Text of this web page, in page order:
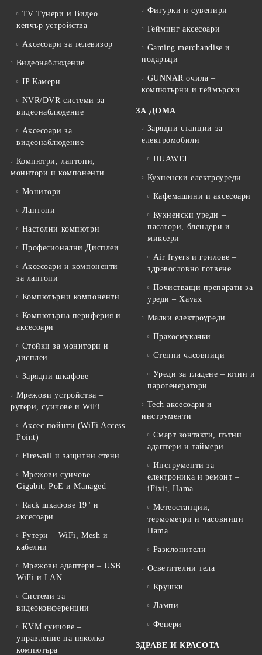
TV Тунери и Видео
кепчър устройства
Аксесоари за телевизор
Видеонаблюдение
IP Камери
NVR/DVR системи за
видеонаблюдение
Аксесоари за
видеонаблюдение
Компютри, лаптопи,
монитори и компоненти
Монитори
Лаптопи
Настолни компютри
Професионални Дисплеи
Аксесоари и компоненти
за лаптопи
Компютърни компоненти
Компютърна периферия и
аксесоари
Стойки за монитори и
дисплеи
Зарядни шкафове
Мрежови устройства –
рутери, суичове и WiFi
Аксес пойнти (WiFi Access
Point)
Firewall и защитни стени
Мрежови суичове –
Gigabit, PoE и Managed
Rack шкафове 19" и
аксесоари
Рутери – WiFi, Mesh и
кабелни
Мрежови адаптери – USB
WiFi и LAN
Системи за
видеоконференции
KVM суичове –
управление на няколко
компютъра
Фигурки и сувенири
Гейминг аксесоари
Gaming merchandise и
подаръци
GUNNAR очила –
компютърни и геймърски
ЗА ДОМА
Зарядни станции за
електромобили
HUAWEI
Кухненски електроуреди
Кафемашини и аксесоари
Кухненски уреди –
пасатори, блендери и
миксери
Air fryers и грилове –
здравословно готвене
Почистващи препарати за
уреди – Xavax
Малки електроуреди
Прахосмукачки
Стенни часовници
Уреди за гладене – ютии и
парогенератори
Tech аксесоари и
инструменти
Смарт контакти, пътни
адаптери и таймери
Инструменти за
електроника и ремонт –
iFixit, Hama
Метеостанции,
термометри и часовници
Hama
Разклонители
Осветителни тела
Крушки
Лампи
Фенери
ЗДРАВЕ И КРАСОТА